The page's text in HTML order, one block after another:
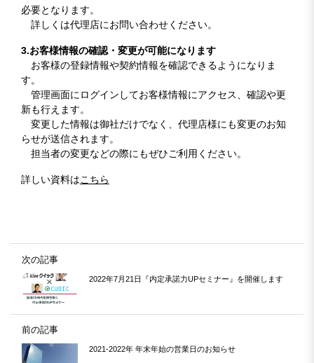
必要となります。
詳しくは代理店にお問い合わせください。
3.お客様情報の確認・変更が可能になります
お客様の登録情報や契約情報を確認できるようになりま
す。
管理画面にログインしてお客様情報にアクセス、確認や更
新も行えます。
変更した情報は御社だけでなく、代理店様にも変更のお知
らせが送信されます。
担当者の変更などの際にもぜひご利用ください。
詳しい資料はこちら
次の記事
2022年7月21日『内定承諾力UPセミナー』を開催します
前の記事
2021-2022年 年末年始の営業日のお知らせ